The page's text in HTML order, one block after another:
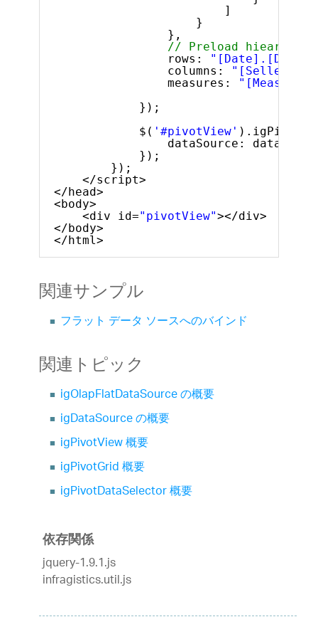
]
}
},
// Preload hiearhies
rows:
columns:
measures:
});
$( '#pivotView'
dataSource:
});
});
</script>
</head>
<body>
<div id="pivotView"></div>
</body>
</html>
関連サンプル
フラット データ ソースへのバインド
関連トピック
igOlapFlatDataSource の概要
igDataSource の概要
igPivotView 概要
igPivotGrid 概要
igPivotDataSelector 概要
依存関係
jquery-1.9.1.js
infragistics.util.js